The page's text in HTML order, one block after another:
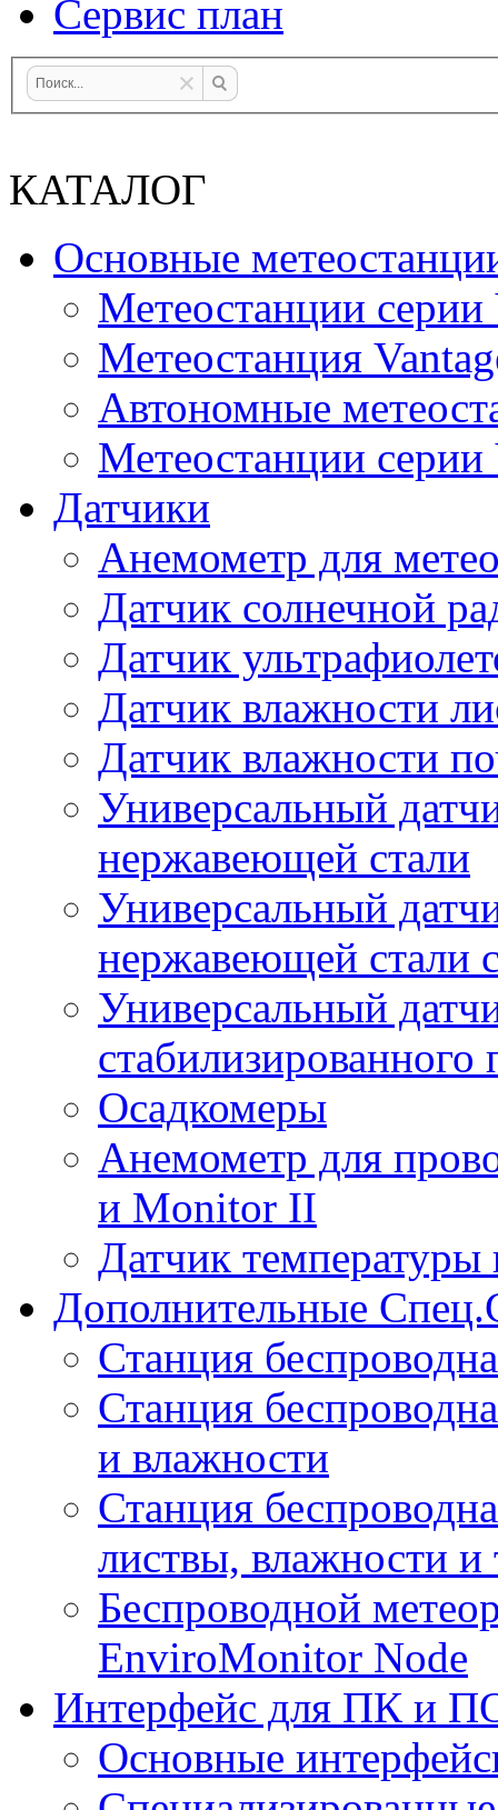
Сервис план
КАТАЛОГ
Основные
Метеостанции
Метеостанция
Автономные
Метеостанции серии
Датчики
Анемометр для
Датчик солнечной
Датчик
Датчик влажности
Датчик влажности
Универсальный
нержавеющей стали
Универсальный
нержавеющей стали
Универсальный
стабилизированного
Осадкомеры
Анемометр для
и Monitor II
Датчик температуры
Дополнительные
Станция
Станция
и влажности
Станция
листвы, влажности
Беспроводной
EnviroMonitor Node
Интерфейс для ПК и
Основные